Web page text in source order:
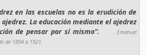
en las escuelas no es la erudición de
La educación mediante el ajedrez
de pensar por sí mismo”.
Emanuel
de 1894 a 1921.